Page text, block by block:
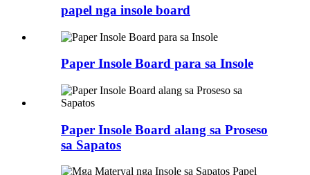
papel nga insole board
Paper Insole Board para sa Insole
Paper Insole Board alang sa Proseso
sa Sapatos